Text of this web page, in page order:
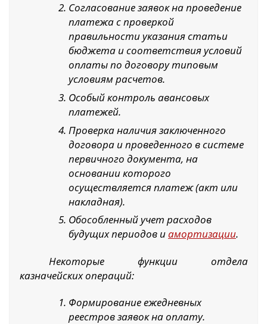
Согласование заявок на проведение
платежа с проверкой
правильности указания статьи
бюджета и соответствия условий
оплаты по договору типовым
условиям расчетов.
Особый контроль авансовых
платежей.
Проверка наличия заключенного
договора и проведенного в системе
первичного документа, на
основании которого
осуществляется платеж (акт или
накладная).
Обособленный учет расходов
будущих периодов иамортизации.
Некоторые функции отдела
казначейских операций:
Формирование ежедневных
реестров заявок на оплату.